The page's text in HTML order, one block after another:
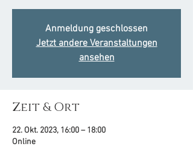
Anmeldung geschlossen
Jetzt andere Veranstaltungen
ansehen
Zeit & Ort
22. Okt. 2023, 16:00 – 18:00
Online